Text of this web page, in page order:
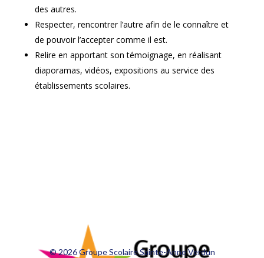
des autres.
Respecter, rencontrer l’autre afin de le connaître et
de pouvoir l’accepter comme il est.
Relire en apportant son témoignage, en réalisant
diaporamas, vidéos, expositions au service des
établissements scolaires.
© 2026 Groupe Scolaire Sainte-Anne Verdun